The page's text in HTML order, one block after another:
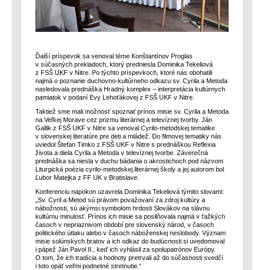
Ďalší príspevok sa venoval téme Konštantínov Proglas
v súčasných prekladoch, ktorý predniesla Dominika Tekeliová
z FSŠ UKF v Nitre. Po týchto príspevkoch, ktoré nás obohatili
najmä o poznanie duchovno-kultúrneho odkazu sv. Cyrila a Metoda
nasledovala prednáška Hradný komplex – interpretácia kultúrnych
pamiatok v podaní Evy Lehoťákovej z FSŠ UKF v Nitre.
Taktiež sme mali možnosť spoznať prínos misie sv. Cyrila a Metoda
na Veľkej Morave cez prizmu literárnej a televíznej tvorby. Ján
Gallik z FSŠ UKF v Nitre sa venoval Cyrilo-metodskej tematike
v slovenskej literatúre pre deti a mládež. Do filmovej tematiky nás
uviedol Štefan Timko z FSŠ UKF v Nitre s prednáškou Reflexia
života a diela Cyrila a Metoda v televíznej tvorbe. Záverečná
prednáška sa niesla v duchu bádania o akrostichoch pod názvom
Liturgická poézia cyrilo-metodskej literárnej školy a jej autorom bol
Ľubor Matejka z FF UK v Bratislave.
Konferenciu napokon uzavrela Dominika Tekeliová týmito slovami:
„Sv. Cyril a Metod sú právom považovaní za zdroj kultúry a
nábožnosti, sú akýmsi symbolom hrdosti Slovákov na slávnu
kultúrnu minulosť. Prínos ich misie sa posilňovala najmä v ťažkých
časoch v nepriaznivom období pre slovenský národ, v časoch
politického útlaku alebo v časoch náboženskej neslobody. Význam
misie solúnskych bratov a ich odkaz do budúcnosti si uvedomoval
i pápež Ján Pavol II., keď ich vyhlásil za spolupatrónov Európy.
O tom, že ich tradícia a hodnoty pretrvali až do súčasnosti svedčí
i toto opäť veľmi podnetné stretnutie.“